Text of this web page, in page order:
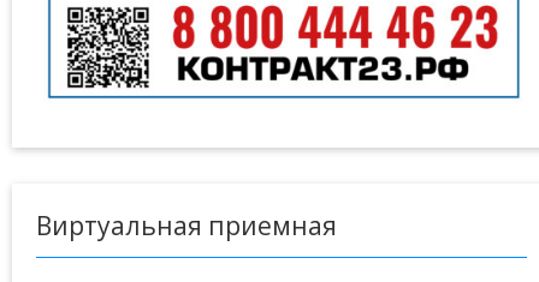
Виртуальная приемная